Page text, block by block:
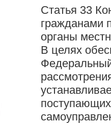
Статья 33
гражданами
органы
В целях